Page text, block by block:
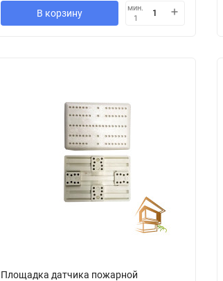
В корзину
мин.
1
Площадка датчика пожарной